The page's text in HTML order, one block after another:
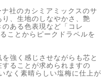
社のカシミアミックスのサ
、生地のしなやかさ、艶
ある色表現など「コレ
ことからピークドラペルを
強く感じさせながらも芯と
ることが求められますの
なく素晴らしい塩梅に仕上が